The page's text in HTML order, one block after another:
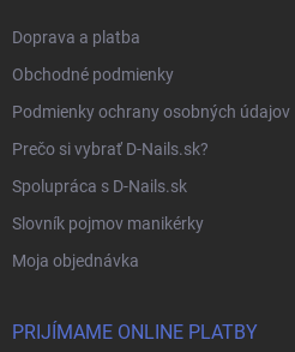
Doprava a platba
Obchodné podmienky
Podmienky ochrany osobných údajov
Prečo si vybrať D-Nails.sk?
Spolupráca s D-Nails.sk
Slovník pojmov manikérky
Moja objednávka
PRIJÍMAME ONLINE PLATBY